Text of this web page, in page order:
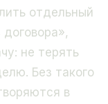
отдельный
не терять
Без такого
в